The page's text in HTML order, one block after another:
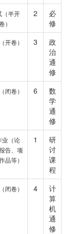
（半开
）
2
必
修
开卷） 3
政
治
通
修
闭卷） 6
数
学
通
修
业（论
告、项
品等）
1
研
讨
课
程
闭卷） 4
计
算
机
通
修